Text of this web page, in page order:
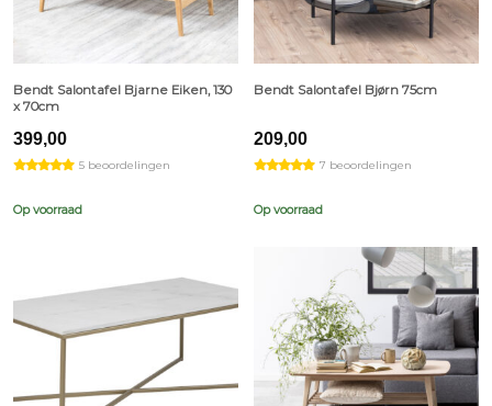
Bendt Salontafel Bjarne Eiken, 130
x 70cm
399,00
5 beoordelingen
Op voorraad
Bendt Salontafel Bjørn 75cm
209,00
7 beoordelingen
Op voorraad